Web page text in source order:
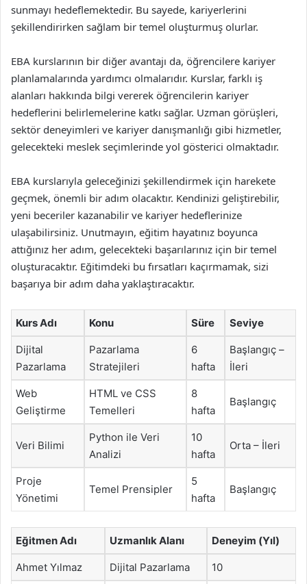
sunmayı hedeflemektedir. Bu sayede, kariyerlerini
şekillendirirken sağlam bir temel oluşturmuş olurlar.
EBA kurslarının bir diğer avantajı da, öğrencilere kariyer
planlamalarında yardımcı olmalarıdır. Kurslar, farklı iş
alanları hakkında bilgi vererek öğrencilerin kariyer
hedeflerini belirlemelerine katkı sağlar. Uzman görüşleri,
sektör deneyimleri ve kariyer danışmanlığı gibi hizmetler,
gelecekteki meslek seçimlerinde yol gösterici olmaktadır.
EBA kurslarıyla geleceğinizi şekillendirmek için harekete
geçmek, önemli bir adım olacaktır. Kendinizi geliştirebilir,
yeni beceriler kazanabilir ve kariyer hedeflerinize
ulaşabilirsiniz. Unutmayın, eğitim hayatınız boyunca
attığınız her adım, gelecekteki başarılarınız için bir temel
oluşturacaktır. Eğitimdeki bu fırsatları kaçırmamak, sizi
başarıya bir adım daha yaklaştıracaktır.
Kurs Adı Konu Süre Seviye
Dijital
Pazarlama
Pazarlama
Stratejileri
6
hafta
Başlangıç –
İleri
Web
Geliştirme
HTML ve CSS
Temelleri
8
hafta
Başlangıç
Veri Bilimi
Python ile Veri
Analizi
10
hafta
Orta – İleri
Proje
Yönetimi
Temel Prensipler
5
hafta
Başlangıç
Eğitmen Adı Uzmanlık Alanı Deneyim (Yıl)
Ahmet Yılmaz Dijital Pazarlama 10